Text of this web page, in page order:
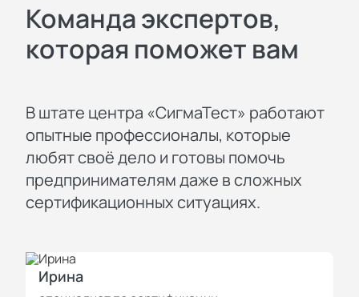
Команда экспертов,
которая поможет вам
В штате центра «СигмаТест» работают
опытные профессионалы, которые
любят своё дело и готовы помочь
предпринимателям даже в сложных
сертификационных ситуациях.
Ирина